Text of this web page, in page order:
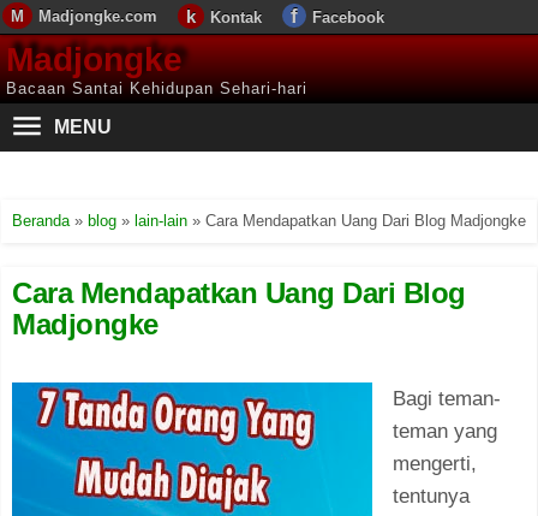
Madjongke.com Kontak Facebook
Madjongke
Bacaan Santai Kehidupan Sehari-hari
MENU
Beranda» blog » lain-lain » Cara Mendapatkan Uang Dari Blog Madjongke
Cara Mendapatkan Uang Dari Blog
Madjongke
Bagi teman-
teman yang
mengerti,
tentunya